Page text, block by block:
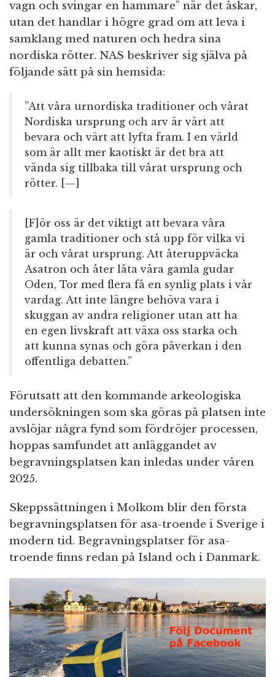
vagn och svingar en hammare” när det åskar,
utan det handlar i högre grad om att leva i
samklang med naturen och hedra sina
nordiska rötter. NAS beskriver sig själva på
följande sätt på sin hemsida:
”Att våra urnordiska traditioner och vårat
Nordiska ursprung och arv är värt att
bevara och värt att lyfta fram. I en värld
som är allt mer kaotiskt är det bra att
vända sig tillbaka till vårat ursprung och
rötter. [—]
[F]ör oss är det viktigt att bevara våra
gamla traditioner och stå upp för vilka vi
är och vårat ursprung. Att återuppväcka
Asatron och åter låta våra gamla gudar
Oden, Tor med flera få en synlig plats i vår
vardag. Att inte längre behöva vara i
skuggan av andra religioner utan att ha
en egen livskraft att växa oss starka och
att kunna synas och göra påverkan i den
offentliga debatten.”
Förutsatt att den kommande arkeologiska
undersökningen som ska göras på platsen inte
avslöjar några fynd som fördröjer processen,
hoppas samfundet att anläggandet av
begravningsplatsen kan inledas under våren
2025.
Skeppssättningen i Molkom blir den första
begravningsplatsen för asa-troende i Sverige i
modern tid. Begravningsplatser för asa-
troende finns redan på Island och i Danmark.